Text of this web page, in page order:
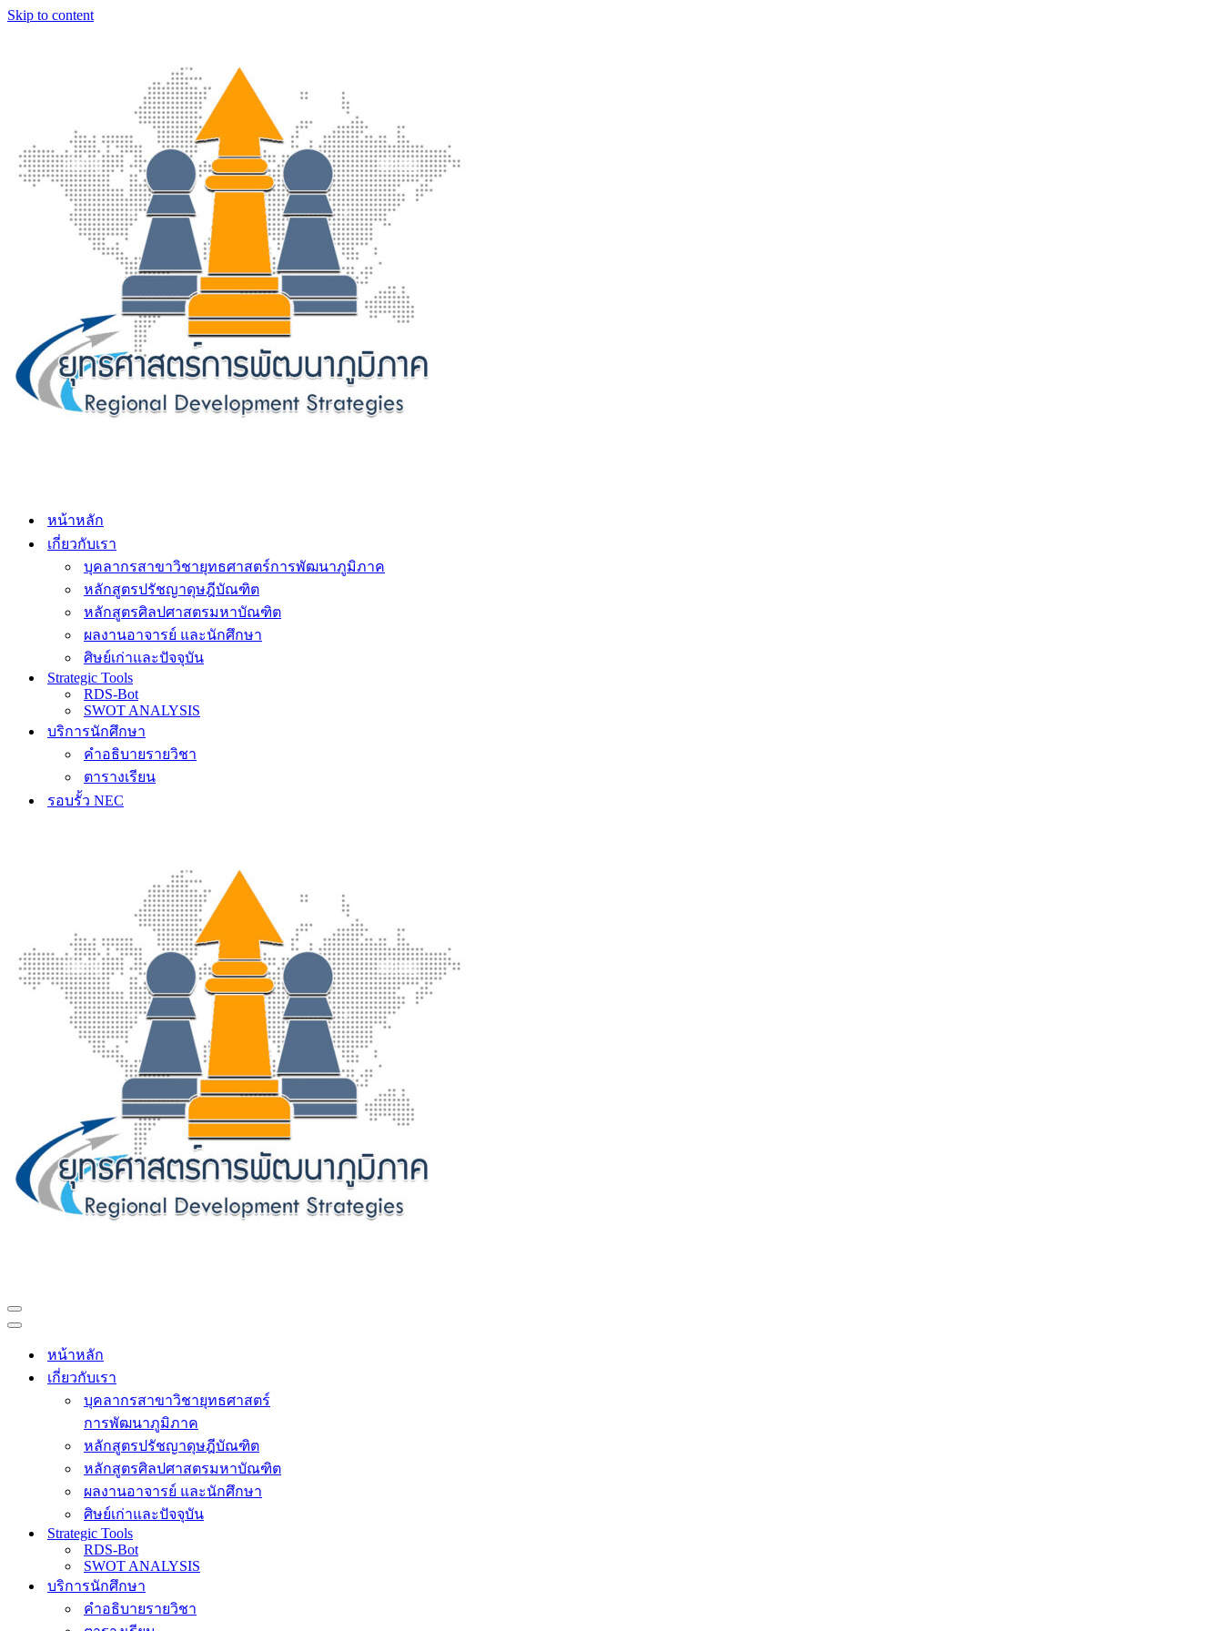
Skip to content
หน้าหลัก
เกี่ยวกับเรา
บุคลากรสาขาวิชายุทธศาสตร์การพัฒนาภูมิภาค
หลักสูตรปรัชญาดุษฎีบัณฑิต
หลักสูตรศิลปศาสตรมหาบัณฑิต
ผลงานอาจารย์ และนักศึกษา
ศิษย์เก่าและปัจจุบัน
Strategic Tools
RDS-Bot
SWOT ANALYSIS
บริการนักศึกษา
คำอธิบายรายวิชา
ตารางเรียน
รอบรั้ว NEC
Navigation
Menu
Navigation
หน้าหลัก
เกี่ยวกับเรา
บุคลากรสาขาวิชายุทธศาสตร์
การพัฒนาภูมิภาค
หลักสูตรปรัชญาดุษฎีบัณฑิต
หลักสูตรศิลปศาสตรมหาบัณฑิต
ผลงานอาจารย์ และนักศึกษา
ศิษย์เก่าและปัจจุบัน
Strategic Tools
RDS-Bot
SWOT ANALYSIS
บริการนักศึกษา
คำอธิบายรายวิชา